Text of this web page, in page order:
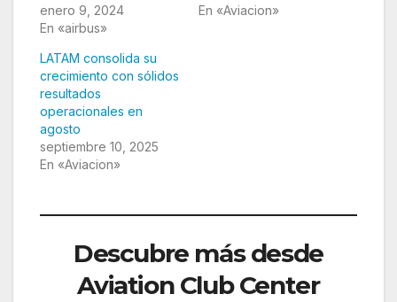
enero 9, 2024
En «airbus»
En «Aviacion»
LATAM consolida su
crecimiento con sólidos
resultados
operacionales en
agosto
septiembre 10, 2025
En «Aviacion»
Descubre más desde
Aviation Club Center